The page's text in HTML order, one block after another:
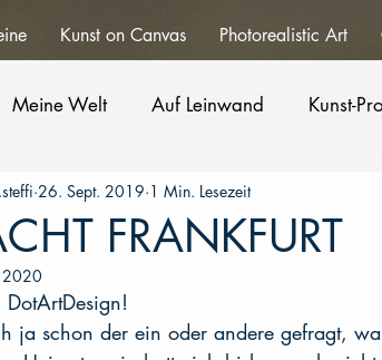
Kunst on Canvas Photorealistic Art
Meine Welt Auf Leinwand Kunst-
FRANKFURT
26. Sept. 2019 1 Min. Lesezeit
2020
ja schon der ein oder andere gefragt,